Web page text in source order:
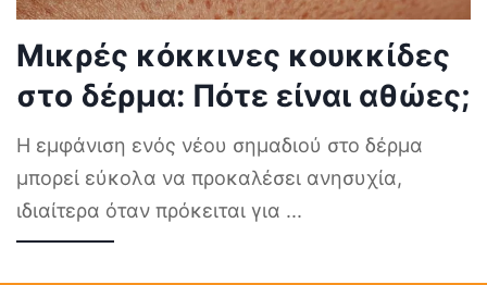
Μικρές κόκκινες κουκκίδες
στο δέρμα: Πότε είναι αθώες;
Η εμφάνιση ενός νέου σημαδιού στο δέρμα
μπορεί εύκολα να προκαλέσει ανησυχία,
ιδιαίτερα όταν πρόκειται για ...